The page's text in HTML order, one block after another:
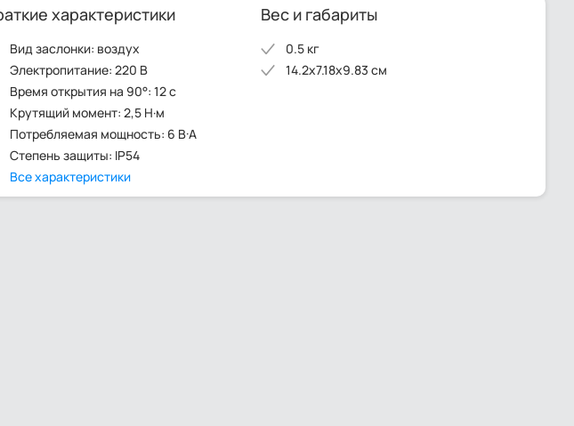
характеристики
Вид заслонки: воздух
Электропитание: 220 В
Время открытия на 90°: 12 с
Крутящий момент: 2,5 Н·м
Потребляемая мощность: 6 В·А
Степень защиты: IP54
Все характеристики
Вес и габариты
0.5 кг
14.2x7.18x9.83 см